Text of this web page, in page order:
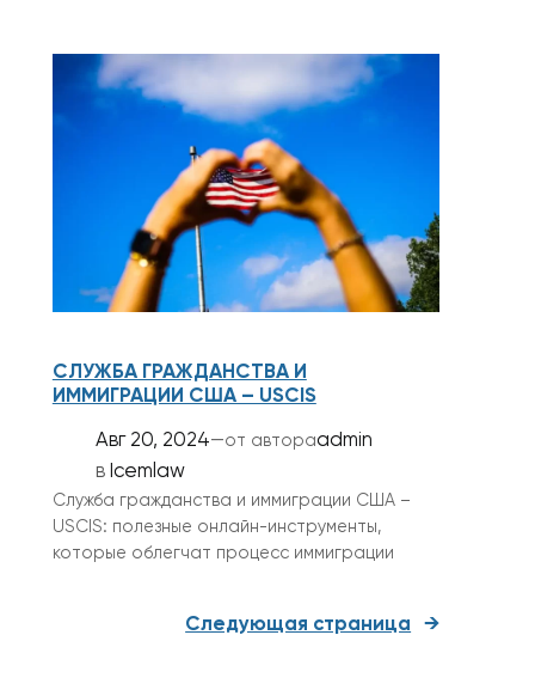
СЛУЖБА ГРАЖДАНСТВА И
ИММИГРАЦИИ США – USCIS
Авг 20, 2024—от автораadmin
в Icemlaw
Служба гражданства и иммиграции США –
USCIS: полезные онлайн-инструменты,
которые облегчат процесс иммиграции
Следующая страница →